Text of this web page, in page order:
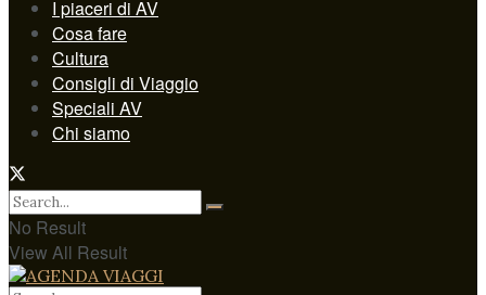
I piaceri di AV
Cosa fare
Cultura
Consigli di Viaggio
Speciali AV
Chi siamo
No Result
View All Result